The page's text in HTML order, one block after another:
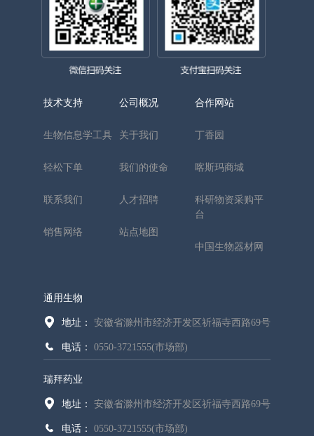
技术支持
生物信息学工具
轻松下单
联系我们
销售网络
公司概况
关于我们
我们的使命
人才招聘
站点地图
合作网站
丁香园
喀斯玛商城
科研物资采购平
台
中国生物器材网
通用生物
地址： 安徽省滁州市经济开发区祈福寺西路69号
电话： 0550-3721555(市场部)
瑞拜药业
地址： 安徽省滁州市经济开发区祈福寺西路69号
电话： 0550-3721555(市场部)